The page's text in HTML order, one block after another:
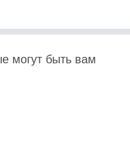
могут быть вам